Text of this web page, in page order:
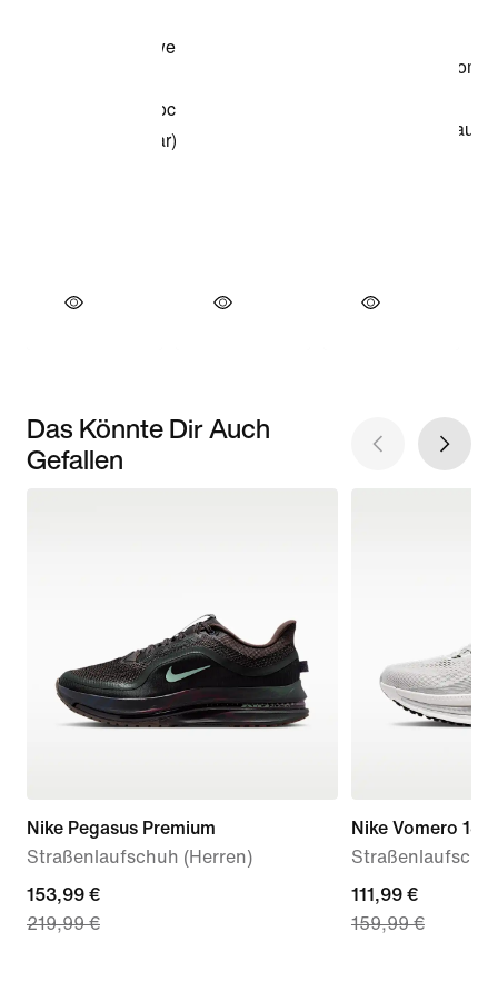
Das Könnte Dir Auch
Gefallen
Nike Pegasus Premium
Straßenlaufschuh (Herren)
current
price
153,99 €
219,99 €
Nike Vomero 18
current
price
111,99 €
159,99 €